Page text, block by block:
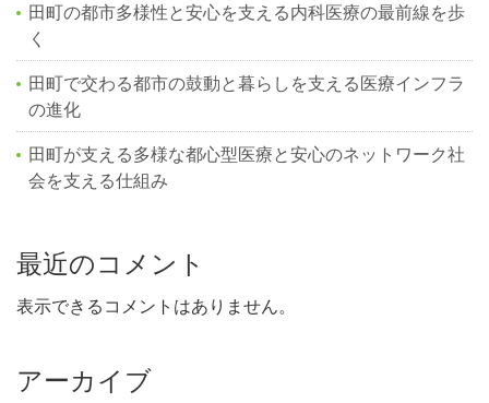
田町の都市多様性と安心を支える内科医療の最前線を歩
く
田町で交わる都市の鼓動と暮らしを支える医療インフラ
の進化
田町が支える多様な都心型医療と安心のネットワーク社
会を支える仕組み
最近のコメント
表示できるコメントはありません。
アーカイブ